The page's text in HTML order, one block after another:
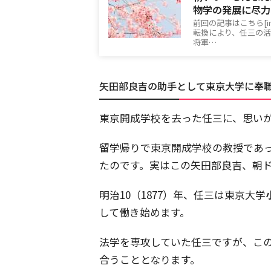
物学の発展に尽
前回の記事はこちら
転換により、任三の
将軍…
矢田部良吉の助手として東京大学に奉
東京開成学校を去った任三に、思い
留学帰りで東京開成学校の教授であ
たのです。 実はこの矢田部良吉、朝
明治10 （1877）年、任三は東京大学
して働き始めます。
法学を専攻していた任三ですが、こ
合うこととなります。